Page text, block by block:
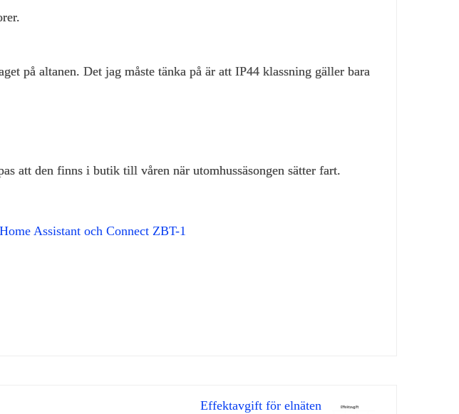
på altanen. Det jag måste tänka på är att IP44 klassning gäller bara
att den finns i butik till våren när utomhussäsongen sätter fart.
Assistant och Connect ZBT-1
Effektavgift för elnäten